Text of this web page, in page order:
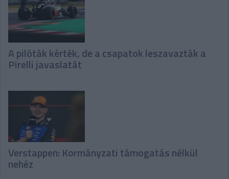
A pilóták kérték, de a csapatok leszavazták a
Pirelli javaslatát
Verstappen: Kormányzati támogatás nélkül
nehéz